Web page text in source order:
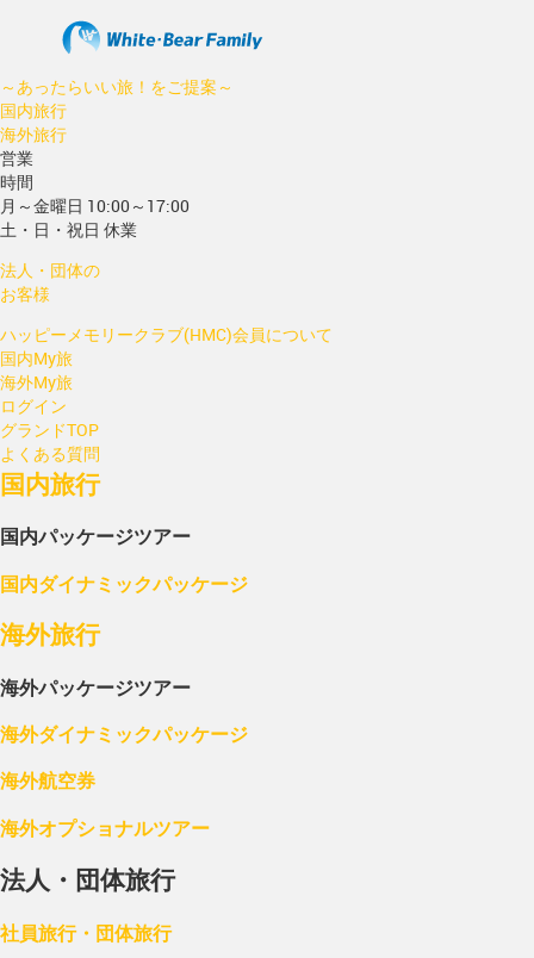
～あったらいい旅！をご提案～
国内旅行
海外旅行
営業
時間
月～金曜日 10:00～17:00
土・日・祝日 休業
法人・団体の
お客様
ハッピーメモリークラブ(HMC)会員について
国内My旅
海外My旅
ログイン
グランドTOP
よくある質問
国内旅行
国内パッケージツアー
国内ダイナミックパッケージ
海外旅行
海外パッケージツアー
海外ダイナミックパッケージ
海外航空券
海外オプショナルツアー
法人・団体旅行
社員旅行・団体旅行